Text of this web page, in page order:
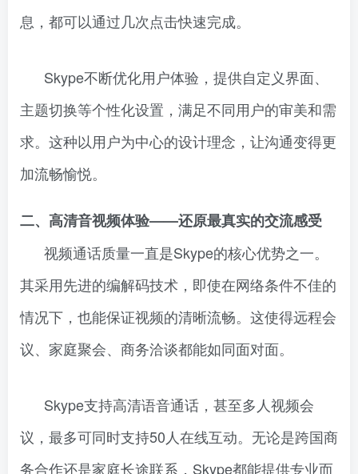
息，都可以通过几次点击快速完成。
Skype不断优化用户体验，提供自定义界面、
主题切换等个性化设置，满足不同用户的审美和需
求。这种以用户为中心的设计理念，让沟通变得更
加流畅愉悦。
二、高清音视频体验——还原最真实的交流感受
视频通话质量一直是Skype的核心优势之一。
其采用先进的编解码技术，即使在网络条件不佳的
情况下，也能保证视频的清晰流畅。这使得远程会
议、家庭聚会、商务洽谈都能如同面对面。
Skype支持高清语音通话，甚至多人视频会
议，最多可同时支持50人在线互动。无论是跨国商
务合作还是家庭长途联系，Skype都能提供专业而